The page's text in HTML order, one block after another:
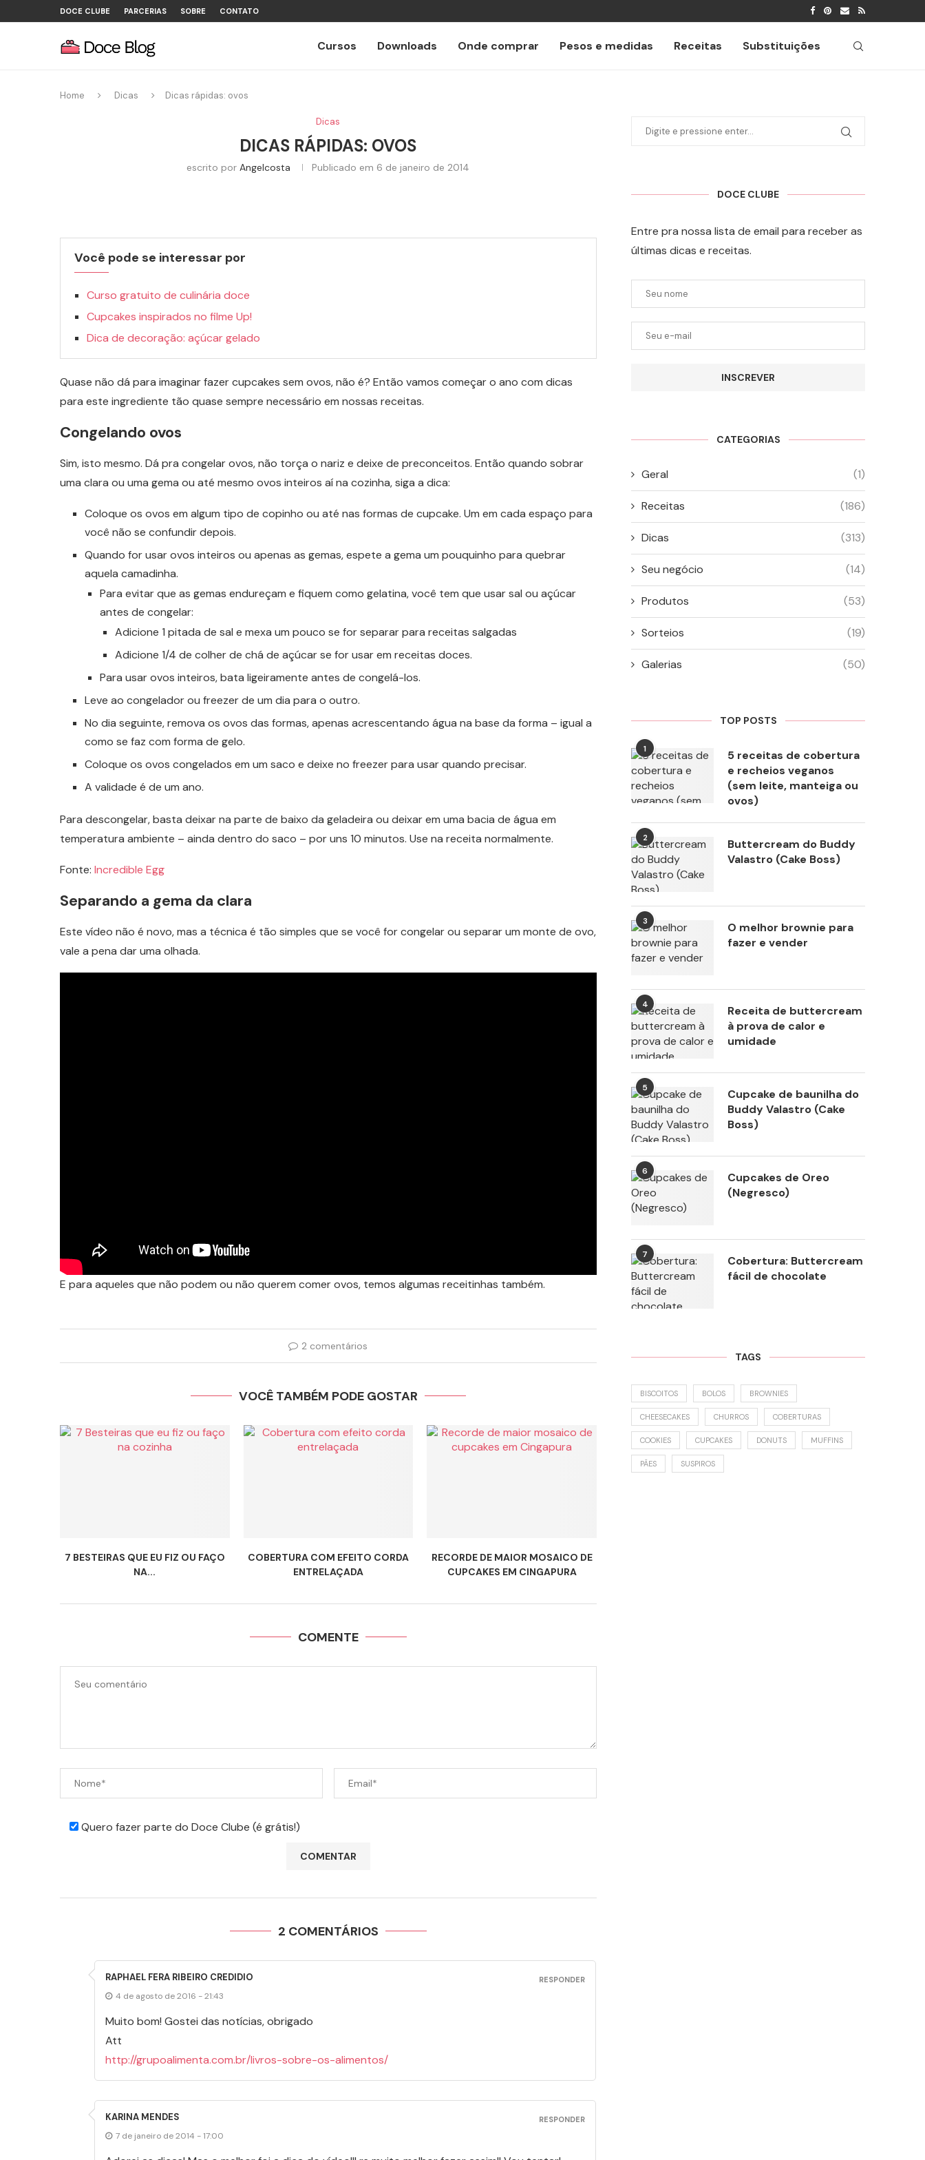
DOCE CLUBE PARCERIAS SOBRE CONTATO
Cursos Downloads Onde comprar Pesos e medidas Receitas Substituições
Home Dicas Dicas rápidas: ovos
Dicas
DICAS RÁPIDAS: OVOS
escrito porAngelcosta Publicado em 6 de janeiro de 2014
Você pode se interessar por
Curso gratuito de culinária doce
Cupcakes inspirados no filme Up!
Dica de decoração: açúcar gelado
Quase não dá para imaginar fazer cupcakes sem ovos, não é? Então vamos começar o ano com dicas
para este ingrediente tão quase sempre necessário em nossas receitas.
Congelando ovos
Sim, isto mesmo. Dá pra congelar ovos, não torça o nariz e deixe de preconceitos. Então quando sobrar
uma clara ou uma gema ou até mesmo ovos inteiros aí na cozinha, siga a dica:
Coloque os ovos em algum tipo de copinho ou até nas formas de cupcake. Um em cada espaço para
você não se confundir depois.
Quando for usar ovos inteiros ou apenas as gemas, espete a gema um pouquinho para quebrar
aquela camadinha.
Para evitar que as gemas endureçam e fiquem como gelatina, você tem que usar sal ou açúcar
antes de congelar:
Adicione 1 pitada de sal e mexa um pouco se for separar para receitas salgadas
Adicione 1/4 de colher de chá de açúcar se for usar em receitas doces.
Para usar ovos inteiros, bata ligeiramente antes de congelá-los.
Leve ao congelador ou freezer de um dia para o outro.
No dia seguinte, remova os ovos das formas, apenas acrescentando água na base da forma – igual a
como se faz com forma de gelo.
Coloque os ovos congelados em um saco e deixe no freezer para usar quando precisar.
A validade é de um ano.
Para descongelar, basta deixar na parte de baixo da geladeira ou deixar em uma bacia de água em
temperatura ambiente – ainda dentro do saco – por uns 10 minutos. Use na receita normalmente.
Fonte: Incredible Egg
Separando a gema da clara
Este vídeo não é novo, mas a técnica é tão simples que se você for congelar ou separar um monte de ovo,
vale a pena dar uma olhada.
E para aqueles que não podem ou não querem comer ovos, temos algumas receitinhas também.
2 comentários
VOCÊ TAMBÉM PODE GOSTAR
7 BESTEIRAS QUE EU FIZ OU FAÇO
NA...
COBERTURA COM EFEITO CORDA
ENTRELAÇADA
RECORDE DE MAIOR MOSAICO DE
CUPCAKES EM CINGAPURA
COMENTE
Quero fazer parte do Doce Clube (é grátis!)
2 COMENTÁRIOS
RAPHAEL FERA RIBEIRO CREDIDIO
4 de agosto de 2016 - 21:43
Muito bom! Gostei das notícias, obrigado
Att
http://grupoalimenta.com.br/livros-sobre-os-alimentos/
RESPONDER
KARINA MENDES
7 de janeiro de 2014 - 17:00
RESPONDER
DOCE CLUBE
Entre pra nossa lista de email para receber as
últimas dicas e receitas.
INSCREVER
CATEGORIAS
Geral (1)
Receitas (186)
Dicas (313)
Seu negócio (14)
Produtos (53)
Sorteios (19)
Galerias (50)
TOP POSTS
1
5 receitas de cobertura
e recheios veganos
(sem leite, manteiga ou
ovos)
2
Buttercream do Buddy
Valastro (Cake Boss)
3
O melhor brownie para
fazer e vender
4
Receita de buttercream
à prova de calor e
umidade
5
Cupcake de baunilha do
Buddy Valastro (Cake
Boss)
6
Cupcakes de Oreo
(Negresco)
7
Cobertura: Buttercream
fácil de chocolate
TAGS
BISCOITOS BOLOS BROWNIES
CHEESECAKES CHURROS COBERTURAS
COOKIES CUPCAKES DONUTS MUFFINS
PÃES SUSPIROS